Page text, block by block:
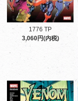
1776 TP
3,060円(内税)